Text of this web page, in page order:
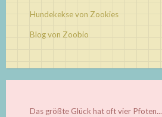
Hundekekse von Zookies
Blog von Zoobio
Das größte Glück hat oft vier Pfoten...